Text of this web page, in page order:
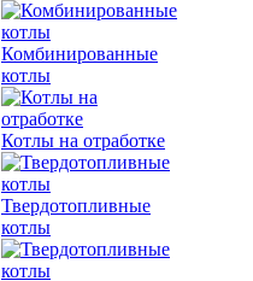
Комбинированные
котлы
Котлы на отработке
Твердотопливные
котлы